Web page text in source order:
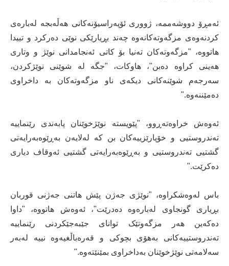
ئەمڕۆ دووشەممە، ژووری ئۆپەراسیۆنەکانی هەڵەبجە لەبارەی
کردنەوەی مزگەوتەکانەوە چەند بڕیارێکی نوێی دەرکرد و تییدا
هاتووە، "مزگەوتەکان تەنیا بۆ کاتی ئەنجامدانی نوێژ و وتاری
هەینی کراوە دەبن"، هاوکات، "جگە لە شوێنی نوێژکردن،
سەرجەم شوێنەکانی دیکەی ناو مزگەوتەکان بە داخراوی
دەمێننەوە."
ئەوەش خراوەتەڕوو، "پێویستە نوێژخوێنان پابەندی رێنماییە
تەندروستیی و خۆپارێزییەکان بن کە لەلایەن بەڕێوەبەرایەتی
گشتیی تەندروستیی و بەڕێوەبەرایەتی گشتیی ئەوقاف دیاری
دەکرێت."
باس لەوەشکراوە، "نوێژی جەژن پێش هاتنی جەژنی قوربان
بڕیاری گونجاوی لەبارەوە دەدرێت"، ئەوەش هاتووە، "داوا
دەکەین هەر مزگەوتێک توانای جێبەجێکردنی رێنماییە
تەندروستییەکانی بەهۆی بچوکی و قەرەباڵغیەوە نییە لەبەر
سەلامەتی نوێژخوێنان بەداخراوی بمێنێتەوە."